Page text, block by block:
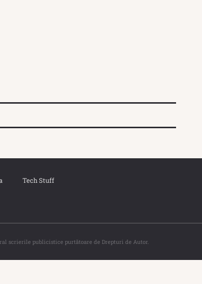
Tech Stuff
scrierile publicistice purtătoare de Drepturi de Autor.